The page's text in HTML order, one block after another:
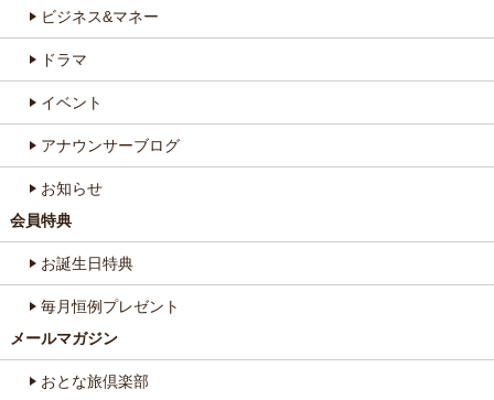
ビジネス&マネー
ドラマ
イベント
アナウンサーブログ
お知らせ
会員特典
お誕生日特典
毎月恒例プレゼント
メールマガジン
おとな旅倶楽部